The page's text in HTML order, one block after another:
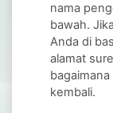
nama
bawah.
Anda di
alamat
kembali.